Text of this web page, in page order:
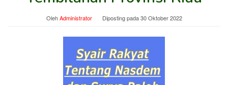
OlehAdministrator Diposting pada30 Oktober 2022